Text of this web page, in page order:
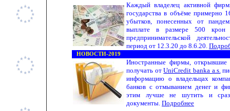
Каждый владелец активной
государства в объёме примерно
убытков, понесенных от
выплате в размере 500 крон
предпринимательской
период от 12.3.20 до 8.6.20.
НОВОСТИ-2019
Иностранные фирмы,
получать отUniCredit banka a.s.
информацию о владельцах
банков с отмыванием денег и
этим лучше не шутить и
документы. Подробнее